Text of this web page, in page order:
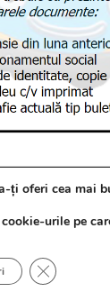
Jurnalul de
by:
ți oferi cea mai
urile pe
Close